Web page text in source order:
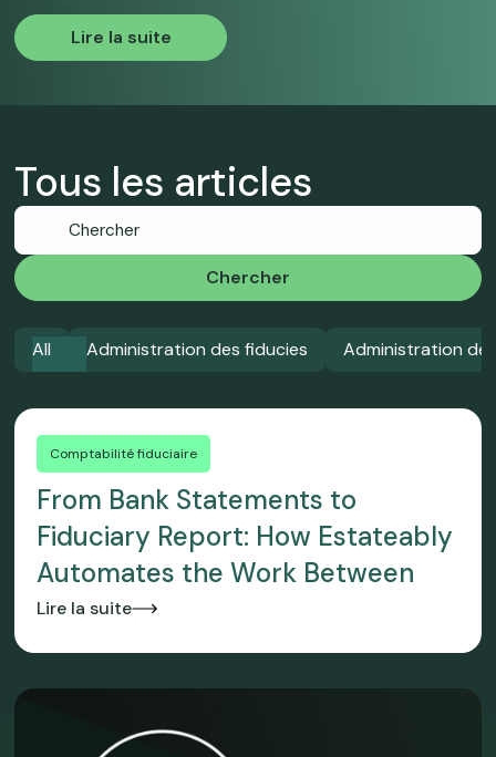
Lire la suite
Tous les articles
Chercher
All Administration des fiducies Administration
Comptabilité fiduciaire
From Bank Statements to
Fiduciary Report: How Estateably
Automates the Work Between
Lire la suite